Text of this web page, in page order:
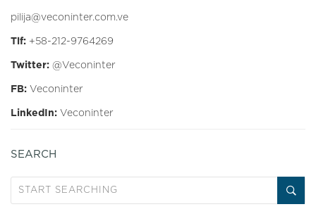
pilija@veconinter.com.ve
Tlf: +58-212-9764269
Twitter: @Veconinter
FB: Veconinter
LinkedIn: Veconinter
SEARCH